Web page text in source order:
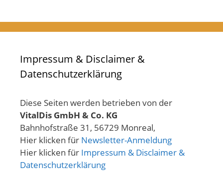
Impressum & Disclaimer &
Datenschutzerklärung
Diese Seiten werden betrieben von der
VitalDis GmbH & Co. KG
Bahnhofstraße 31, 56729 Monreal,
Hier klicken für Newsletter-Anmeldung
Hier klicken für Impressum & Disclaimer &
Datenschutzerklärung